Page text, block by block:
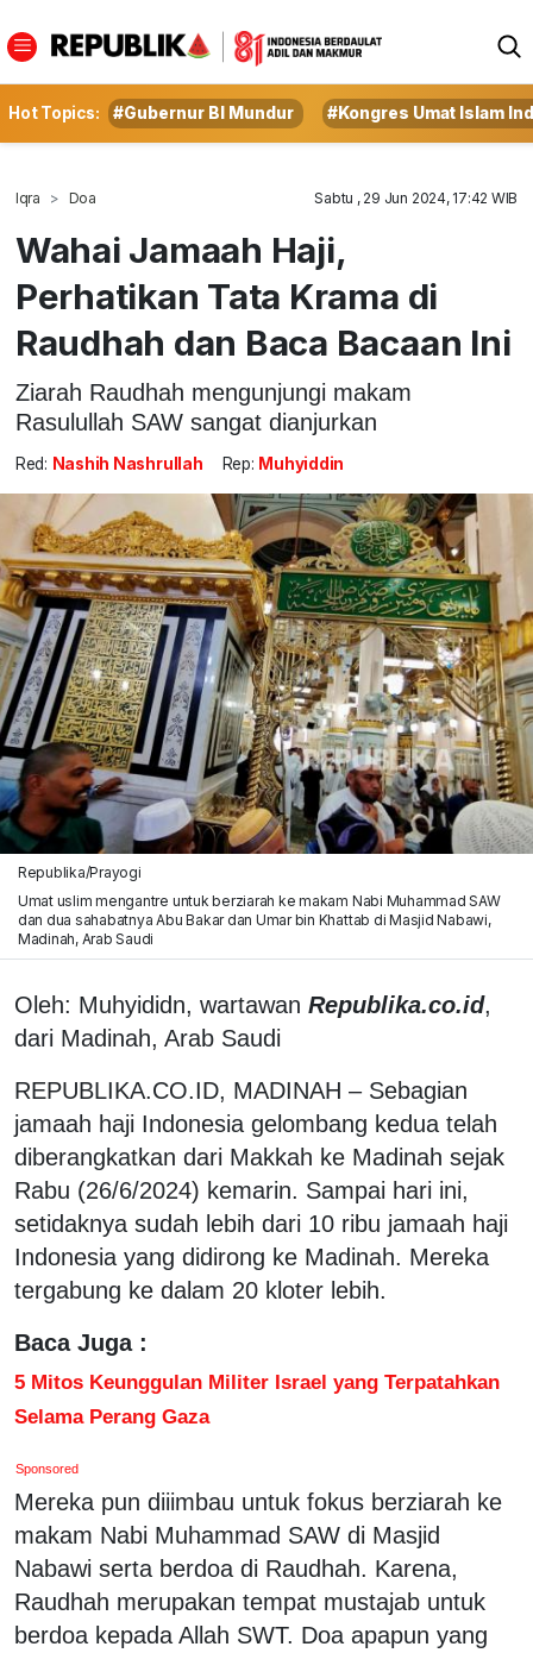
Hot Topics: #Gubernur BI Mundur #Kongres Umat Islam
Iqra Doa Sabtu , 29 Jun 2024, 17:42 WIB
Wahai Jamaah Haji,
Perhatikan Tata Krama di
Raudhah dan Baca Bacaan Ini
Ziarah Raudhah mengunjungi makam
Rasulullah SAW sangat dianjurkan
Red: Nashih Nashrullah Rep: Muhyiddin
Republika/Prayogi
Umat uslim mengantre untuk berziarah ke makam Nabi Muhammad SAW
dan dua sahabatnya Abu Bakar dan Umar bin Khattab di Masjid Nabawi,
Madinah, Arab Saudi
Oleh: Muhyididn, wartawan Republika.co.id,
dari Madinah, Arab Saudi
REPUBLIKA.CO.ID, MADINAH – Sebagian
jamaah haji Indonesia gelombang kedua telah
diberangkatkan dari Makkah ke Madinah sejak
Rabu (26/6/2024) kemarin. Sampai hari ini,
setidaknya sudah lebih dari 10 ribu jamaah haji
Indonesia yang didirong ke Madinah. Mereka
tergabung ke dalam 20 kloter lebih.
Baca Juga :
5 Mitos Keunggulan Militer Israel yang Terpatahkan
Selama Perang Gaza
Sponsored
Mereka pun diiimbau untuk fokus berziarah ke
makam Nabi Muhammad SAW di Masjid
Nabawi serta berdoa di Raudhah. Karena,
Raudhah merupakan tempat mustajab untuk
berdoa kepada Allah SWT. Doa apapun yang